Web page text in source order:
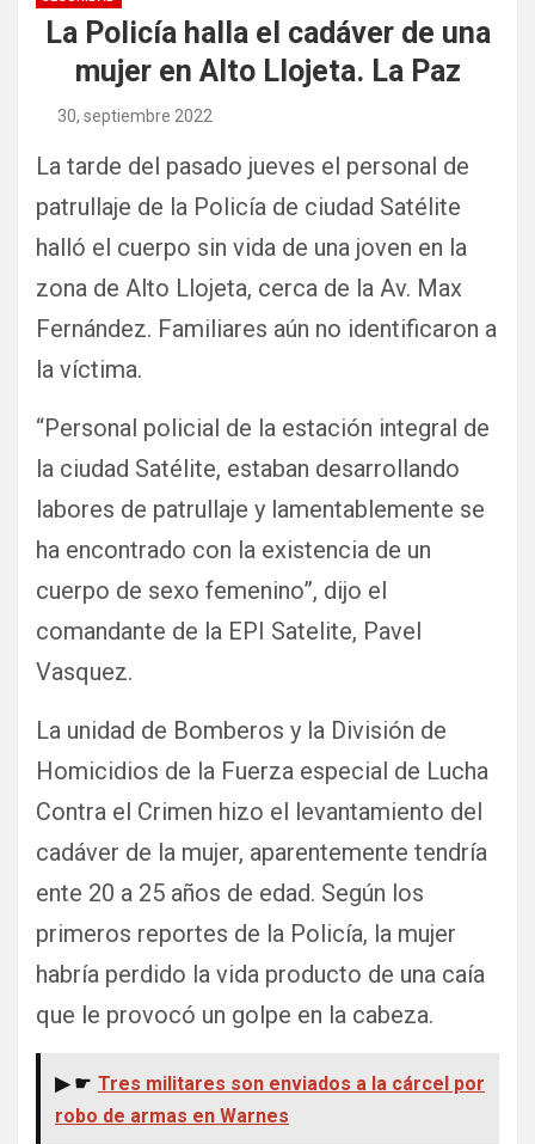
La Policía halla el cadáver de una
mujer en Alto Llojeta. La Paz
30, septiembre 2022
La tarde del pasado jueves el personal de
patrullaje de la Policía de ciudad Satélite
halló el cuerpo sin vida de una joven en la
zona de Alto Llojeta, cerca de la Av. Max
Fernández. Familiares aún no identificaron a
la víctima.
“Personal policial de la estación integral de
la ciudad Satélite, estaban desarrollando
labores de patrullaje y lamentablemente se
ha encontrado con la existencia de un
cuerpo de sexo femenino”, dijo el
comandante de la EPI Satelite, Pavel
Vasquez.
La unidad de Bomberos y la División de
Homicidios de la Fuerza especial de Lucha
Contra el Crimen hizo el levantamiento del
cadáver de la mujer, aparentemente tendría
ente 20 a 25 años de edad. Según los
primeros reportes de la Policía, la mujer
habría perdido la vida producto de una caía
que le provocó un golpe en la cabeza.
▶ ☛ Tres militares son enviados a la cárcel por
robo de armas en Warnes